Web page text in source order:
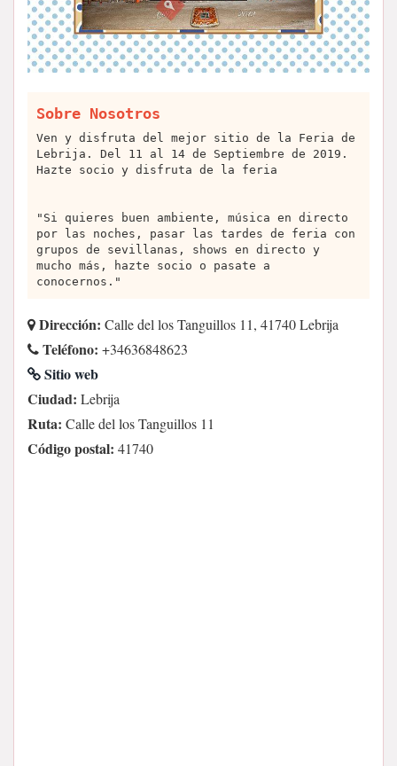
Sobre Nosotros
Ven y disfruta del mejor sitio de la Feria de
Lebrija. Del 11 al 14 de Septiembre de 2019.
Hazte socio y disfruta de la feria
"Si quieres buen ambiente, música en directo
por las noches, pasar las tardes de feria con
grupos de sevillanas, shows en directo y
mucho más, hazte socio o pasate a
conocernos."
Dirección: Calle del los Tanguillos 11, 41740 Lebrija
Teléfono: +34636848623
Sitio web
Ciudad: Lebrija
Ruta: Calle del los Tanguillos 11
Código postal: 41740